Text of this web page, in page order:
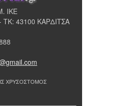
ΙΚΕ
43100 ΚΑΡΔΙΤΣΑ
ΧΡΥΣΟΣΤΟΜΟΣ